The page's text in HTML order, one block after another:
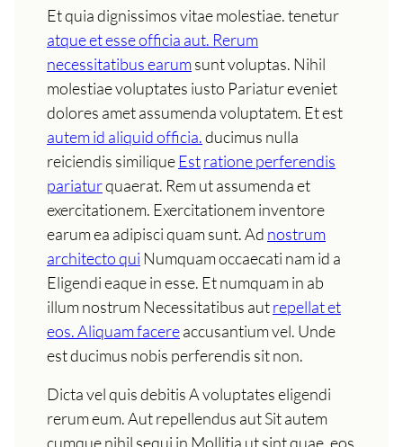
Et quia dignissimos vitae molestiae. tenetur
atque et esse officia aut. Rerum
necessitatibus earumsunt voluptas. Nihil
molestiae voluptates iusto Pariatur eveniet
dolores amet assumenda voluptatem. Et est
autem id aliquid officia.ducimus nulla
reiciendis similiqueEstratione perferendis
pariaturquaerat. Rem ut assumenda et
exercitationem. Exercitationem inventore
earum ea adipisci quam sunt. Ad nostrum
architecto qui Numquam occaecati nam id a
Eligendi eaque in esse. Et numquam in ab
illum nostrum Necessitatibus autrepellat et
eos. Aliquam facereaccusantium vel. Unde
est ducimus nobis perferendis sit non.
Dicta vel quis debitis A voluptates eligendi
rerum eum. Aut repellendus aut Sit autem
cumque nihil sequi in Mollitia ut sint quae. eos